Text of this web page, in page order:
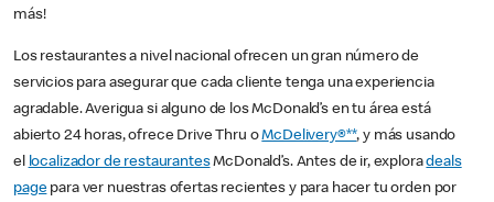
más!
Los restaurantes a nivel nacional ofrecen un gran número de
servicios para asegurar que cada cliente tenga una experiencia
agradable. Averigua si alguno de los McDonald’s en tu área está
abierto 24 horas, ofrece Drive Thru oMcDelivery®**, y más usando
el localizador de restaurantesMcDonald’s. Antes de ir, exploradeals
pagepara ver nuestras ofertas recientes y para hacer tu orden por